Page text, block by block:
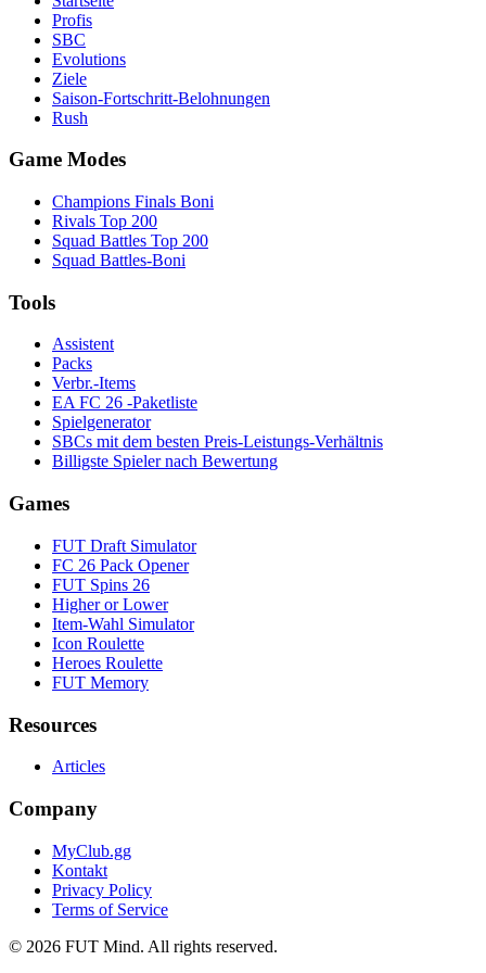
Profis
SBC
Evolutions
Ziele
Saison-Fortschritt-Belohnungen
Rush
Game Modes
Champions Finals Boni
Rivals Top 200
Squad Battles Top 200
Squad Battles-Boni
Tools
Assistent
Packs
Verbr.-Items
EA FC 26 -Paketliste
Spielgenerator
SBCs mit dem besten Preis-Leistungs-Verhältnis
Billigste Spieler nach Bewertung
Games
FUT Draft Simulator
FC 26 Pack Opener
FUT Spins 26
Higher or Lower
Item-Wahl Simulator
Icon Roulette
Heroes Roulette
FUT Memory
Resources
Articles
Company
MyClub.gg
Kontakt
Privacy Policy
Terms of Service
© 2026 FUT Mind. All rights reserved.